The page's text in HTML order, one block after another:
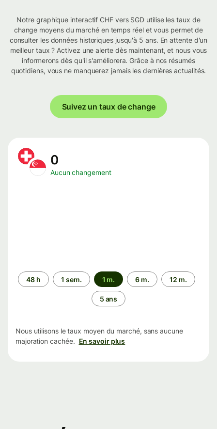
Notre graphique interactif CHF vers SGD utilise les taux de
change moyens du marché en temps réel et vous permet de
consulter les données historiques jusqu'à 5 ans. En attente d'un
meilleur taux ? Activez une alerte dès maintenant, et nous vous
informerons dès qu'il s'améliorera. Grâce à nos résumés
quotidiens, vous ne manquerez jamais les dernières actualités.
Suivez un taux de change
0
Aucun changement
Période
48 h 1 sem. 1 m. 6 m. 12 m.
5 ans
Nous utilisons le taux moyen du marché, sans aucune
majoration cachée. En savoir plus